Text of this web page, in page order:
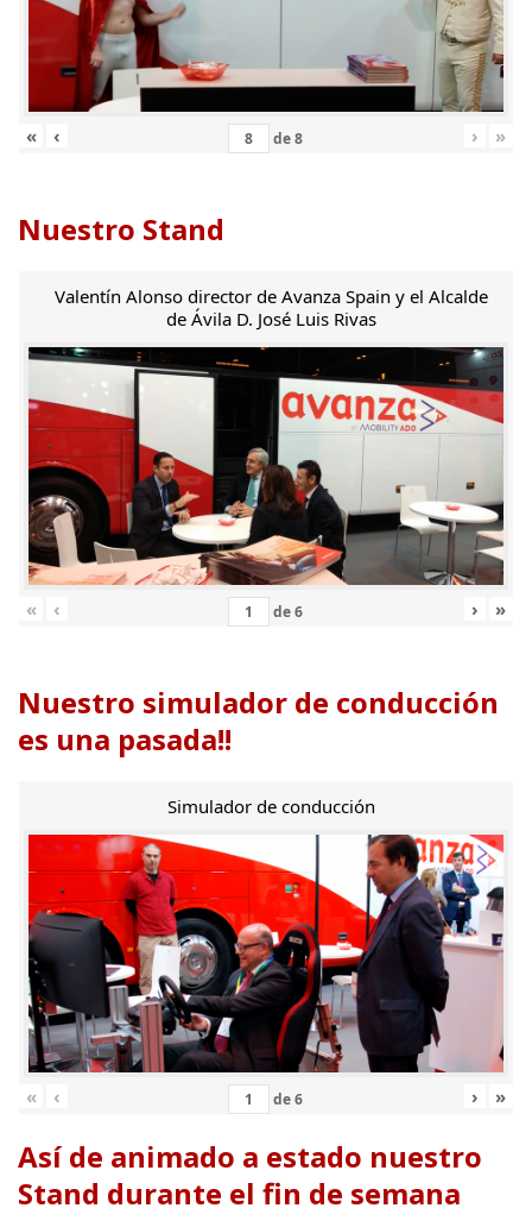
« ‹ de8 › »
Nuestro Stand
Valentín Alonso director de Avanza Spain y el Alcalde
de Ávila D. José Luis Rivas
« ‹ de6 › »
Nuestro simulador de conducción
es una pasada!!
Simulador de conducción
« ‹ de6 › »
Así de animado a estado nuestro
Stand durante el fin de semana